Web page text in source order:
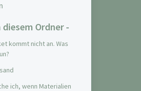
Ordner -
kommt nicht an. Was
ich, wenn Materialien